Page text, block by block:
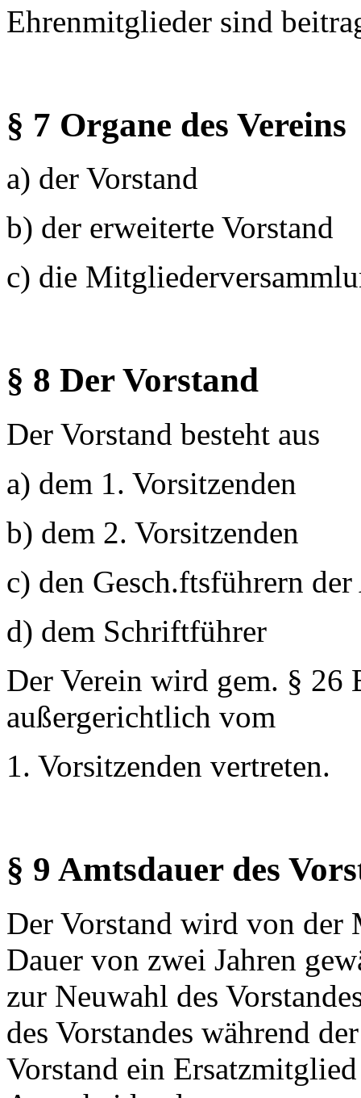
Ehrenmitglieder sind
§ 7 Organe des Vereins
a) der Vorstand
b) der erweiterte Vorstand
c) die
§ 8 Der Vorstand
Der Vorstand besteht aus
a) dem 1. Vorsitzenden
b) dem 2. Vorsitzenden
c) den Gesch.ftsführern
d) dem Schriftführer
Der Verein wird gem. § 26
außergerichtlich vom
1. Vorsitzenden vertreten.
§ 9 Amtsdauer des
Der Vorstand wird von der
Dauer von zwei Jahren
zur Neuwahl des
des Vorstandes während
Vorstand ein